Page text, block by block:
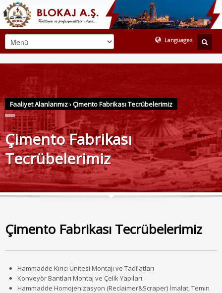
Languages
Faaliyet Alanlarımız›Çimento Fabrikası Tecrübelerimiz
Çimento Fabrikası
Tecrübelerimiz
Çimento Fabrikası Tecrübelerimiz
Hammadde Kırıcı Ünitesi Montajı ve Tadilatları
Konveyör Bantları Montaj ve Çelik Yapıları.
Hammadde Homojenizasyon (Reclaimer&Scraper) İmalat, Temin